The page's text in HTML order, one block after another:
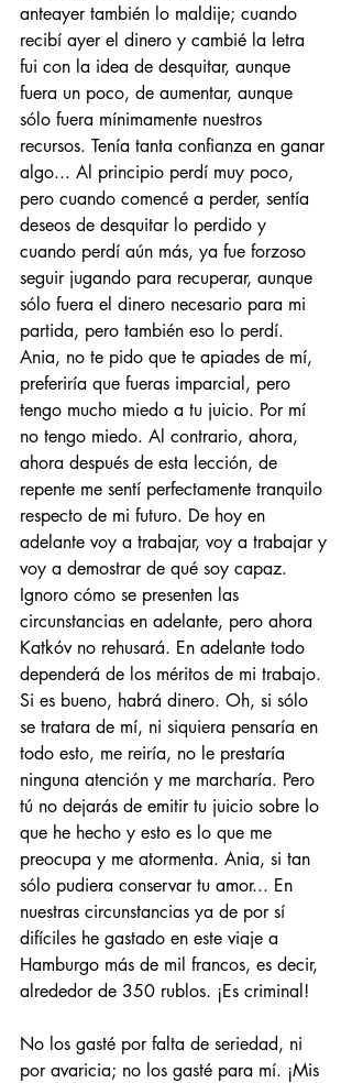
anteayer también lo maldije; cuando
recibí ayer el dinero y cambié la letra
fui con la idea de desquitar, aunque
fuera un poco, de aumentar, aunque
sólo fuera mínimamente nuestros
recursos. Tenía tanta confianza en ganar
algo... Al principio perdí muy poco,
pero cuando comencé a perder, sentía
deseos de desquitar lo perdido y
cuando perdí aún más, ya fue forzoso
seguir jugando para recuperar, aunque
sólo fuera el dinero necesario para mi
partida, pero también eso lo perdí.
Ania, no te pido que te apiades de mí,
preferiría que fueras imparcial, pero
tengo mucho miedo a tu juicio. Por mí
no tengo miedo. Al contrario, ahora,
ahora después de esta lección, de
repente me sentí perfectamente tranquilo
respecto de mi futuro. De hoy en
adelante voy a trabajar, voy a trabajar y
voy a demostrar de qué soy capaz.
Ignoro cómo se presenten las
circunstancias en adelante, pero ahora
Katkóv no rehusará. En adelante todo
dependerá de los méritos de mi trabajo.
Si es bueno, habrá dinero. Oh, si sólo
se tratara de mí, ni siquiera pensaría en
todo esto, me reiría, no le prestaría
ninguna atención y me marcharía. Pero
tú no dejarás de emitir tu juicio sobre lo
que he hecho y esto es lo que me
preocupa y me atormenta. Ania, si tan
sólo pudiera conservar tu amor... En
nuestras circunstancias ya de por sí
difíciles he gastado en este viaje a
Hamburgo más de mil francos, es decir,
alrededor de 350 rublos. ¡Es criminal!
No los gasté por falta de seriedad, ni
por avaricia; no los gasté para mí. ¡Mis